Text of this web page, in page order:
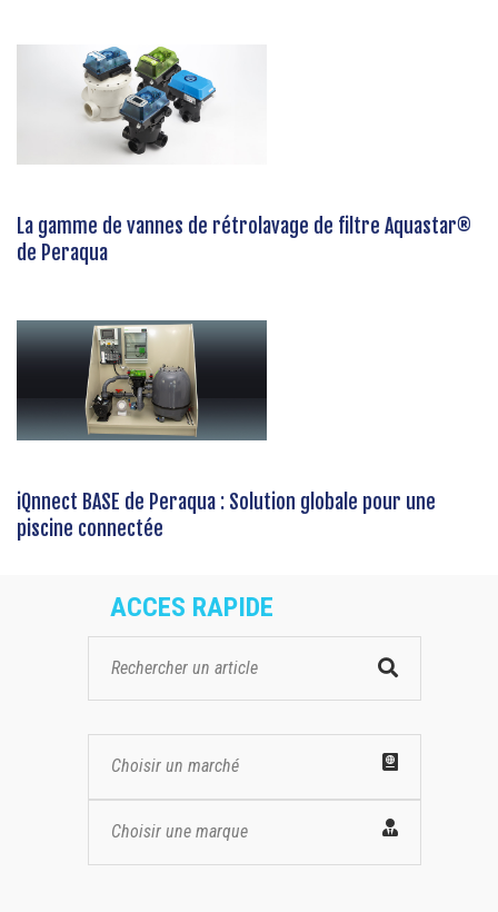
La gamme de vannes de rétrolavage de filtre Aquastar®
de Peraqua
iQnnect BASE de Peraqua : Solution globale pour une
piscine connectée
ACCES RAPIDE
Choisir un marché
Choisir une marque